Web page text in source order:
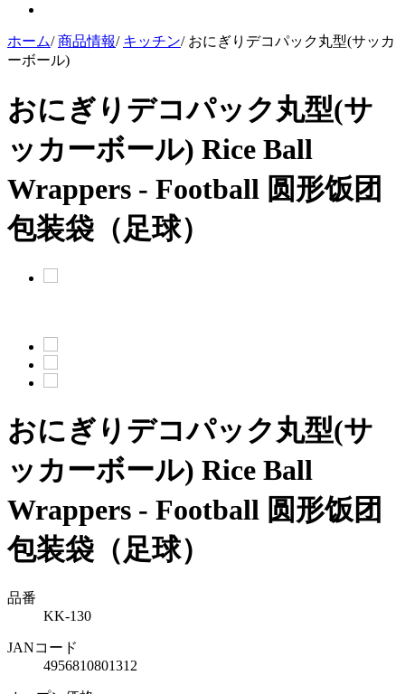
ホーム/ 商品情報/ キッチン/ おにぎりデコパック丸型(サッカ
ーボール)
おにぎりデコパック丸型(サ
ッカーボール) Rice Ball
Wrappers - Football 圆形饭团
包装袋（足球）
おにぎりデコパック丸型(サ
ッカーボール) Rice Ball
Wrappers - Football 圆形饭团
包装袋（足球）
品番
KK-130
JANコード
4956810801312